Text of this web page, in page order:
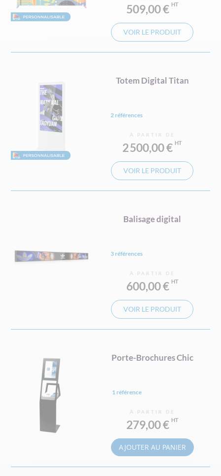
509,00 €
VOIR LE PRODUIT
Totem Digital Titan
2 références
À PARTIR DE
2 500,00 €
VOIR LE PRODUIT
Balisage digital
3 références
À PARTIR DE
600,00 €
VOIR LE PRODUIT
Porte-Brochures Chic
1 référence
À PARTIR DE
279,00 €
AJOUTER AU PANIER